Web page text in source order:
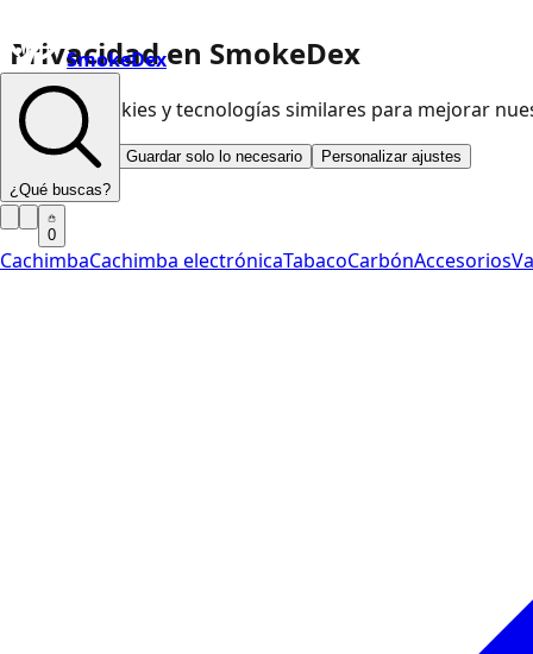
Privacidad en SmokeDex
Usamos cookies y tecnologías similares para mejorar
Aceptar todo Guardar solo lo necesario Personalizar ajustes
SmokeDex
¿Qué buscas?
0
CachimbaCachimba electrónicaTabacoCarbónAccesorios